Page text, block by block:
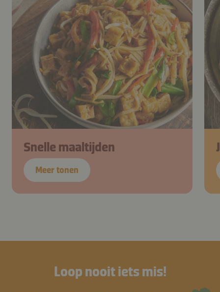
Snelle maaltijden
Meer tonen
Loop nooit iets mis!